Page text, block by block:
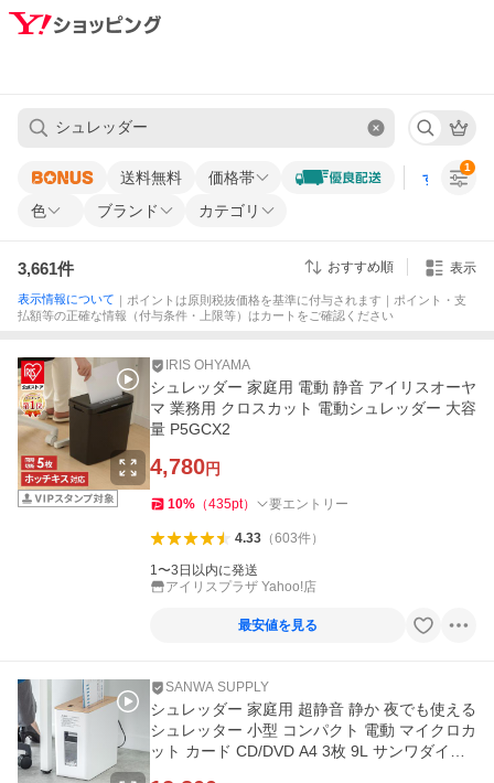
送料無料 価格帯 すべての条
色 ブランド カテゴリ
1
3,661件 おすすめ順 表示
表示情報について ｜ポイントは原則税抜価格を基準に付与されます｜ポイント・支
払額等の正確な情報（付与条件・上限等）はカートをご確認ください
IRIS OHYAMA
シュレッダー 家庭用 電動 静音 アイリスオーヤ
マ 業務用 クロスカット 電動シュレッダー 大容
量 P5GCX2
4,780円
10% （435pt） 要エントリー
4.33（603件）
1〜3日以内に発送
アイリスプラザ Yahoo!店
最安値を見る
SANWA SUPPLY
シュレッダー 家庭用 超静音 静か 夜でも使える
シュレッター 小型 コンパクト 電動 マイクロカ
ット カード CD/DVD A4 3枚 9L サンワダイレ